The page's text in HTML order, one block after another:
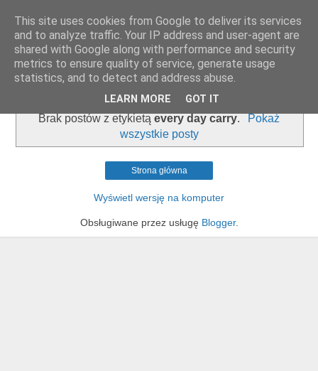
zapiski admina
Brak postów z etykietąevery day carry.
Pokaż
wszystkie posty
Strona główna
Wyświetl wersję na komputer
Obsługiwane przez usługę Blogger.
This site uses cookies from Google to deliver its services
and to analyze traffic. Your IP address and user-agent are
shared with Google along with performance and security
metrics to ensure quality of service, generate usage
statistics, and to detect and address abuse.
LEARN MORE GOT IT